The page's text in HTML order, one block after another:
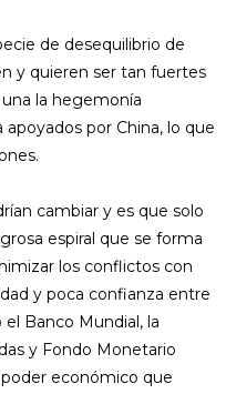
de desequilibrio de
y quieren ser tan fuertes
la hegemonía
por China, lo que
cambiar y es que solo
espiral que se forma
los conflictos con
y poca confianza entre
Banco Mundial, la
y Fondo Monetario
económico que